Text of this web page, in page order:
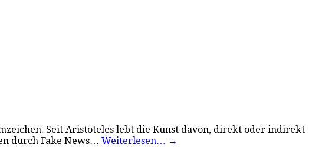
Seit Aristoteles lebt die Kunst davon, direkt oder indirekt
durch Fake News… Weiterlesen… →